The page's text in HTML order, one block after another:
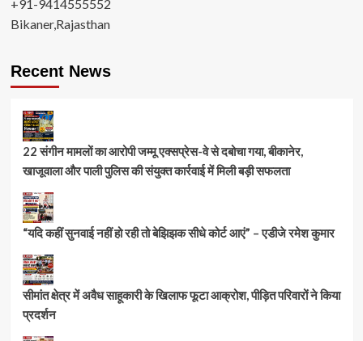
+91-9414555552
Bikaner,Rajasthan
Recent News
22 संगीन मामलों का आरोपी जम्मू एक्सप्रेस-वे से दबोचा गया, बीकानेर,
खाजूवाला और पाली पुलिस की संयुक्त कार्रवाई में मिली बड़ी सफलता
“यदि कहीं सुनवाई नहीं हो रही तो बेझिझक सीधे कोर्ट आएं” – एडीजे रमेश कुमार
सीमांत क्षेत्र में अवैध साहूकारी के खिलाफ फूटा आक्रोश, पीड़ित परिवारों ने किया
प्रदर्शन